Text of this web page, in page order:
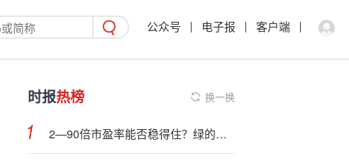
公众号 电子报 客户端
时报热榜 换一换
2—90倍市盈率能否稳得住？绿的谐波研发护航，毛利率受行业内卷侵蚀